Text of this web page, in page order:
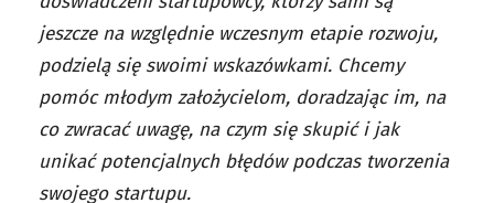
jeszcze na względnie wczesnym etapie rozwoju,
podzielą się swoimi wskazówkami. Chcemy
pomóc młodym założycielom, doradzając im, na
co zwracać uwagę, na czym się skupić i jak
unikać potencjalnych błędów podczas tworzenia
swojego startupu.